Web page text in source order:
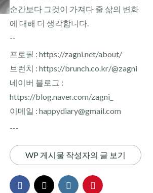
순간보다 그것이 가져다 줄 삶의 변화
에 대해 더 생각합니다.
--
프로필 : https://zagni.net/about/
브런치 : https://brunch.co.kr/@zagni
네이버 블로그 :
https://blog.naver.com/zagni_
이메일 : happydiary@gmail.com
---
WP 게시물 작성자의 글 보기